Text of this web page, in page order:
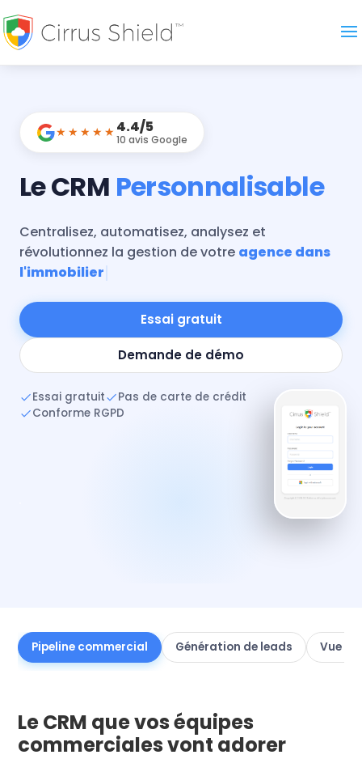
★★★★★ 4.4/5
10 avis Google
Le CRM Personnalisable
Centralisez, automatisez, analysez et
révolutionnez la gestion de votre agence dans
l'immobilier
Essai gratuit
Demande de démo
Essai gratuit
Pas de carte de crédit
Conforme RGPD
Pipeline commercial Génération de leads Vue à
Le CRM que vos équipes
commerciales vont adorer